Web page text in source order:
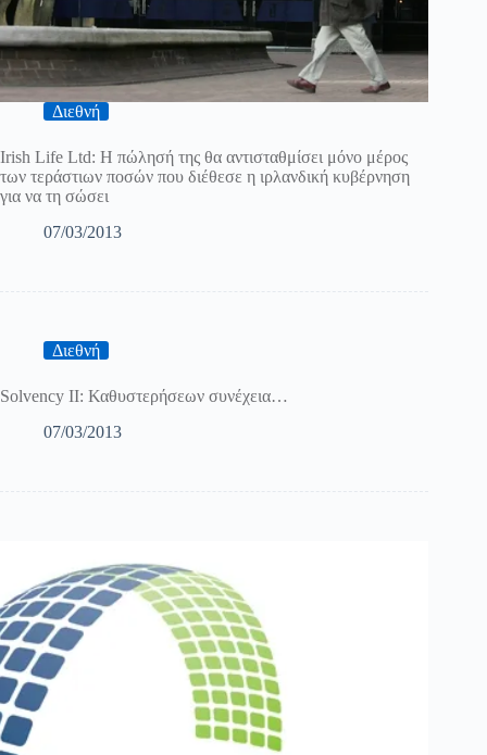
Διεθνή
Irish Life Ltd: Η πώλησή της θα αντισταθμίσει μόνο μέρος
των τεράστιων ποσών που διέθεσε η ιρλανδική κυβέρνηση
για να τη σώσει
07/03/2013
Διεθνή
Solvency II: Καθυστερήσεων συνέχεια…
07/03/2013